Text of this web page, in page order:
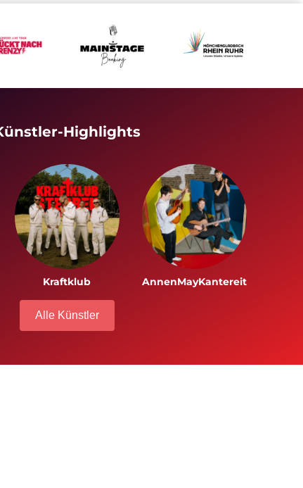
Highlights
Kraftklub AnnenMayKantereit
Alle Künstler